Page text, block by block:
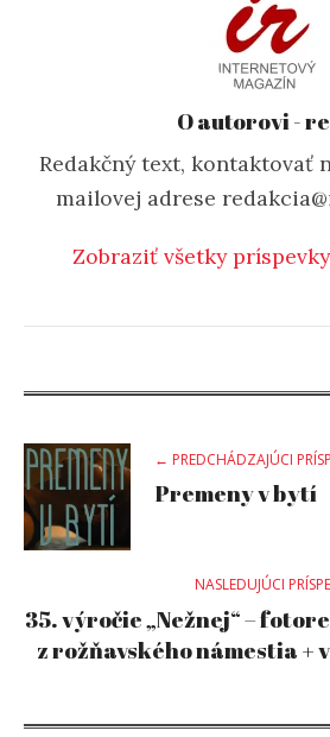
O autorovi -
Redakčný text, kontaktovať
mailovej adrese
Zobraziť všetky
Post
navigation
← PREDCHÁDZAJÚCI
Premeny v bytí
NASLEDUJÚCI
35. výročie „Nežnej“ –
z rožňavského námestia +